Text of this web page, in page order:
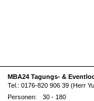
MBA24 Tagungs- &
Tel.: 0176-820 906 39 (Herr
Personen:
30 - 180